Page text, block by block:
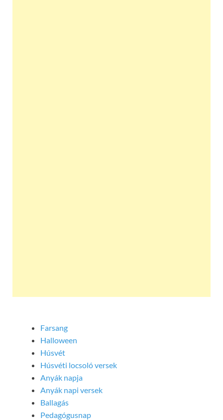
Farsang
Halloween
Húsvét
Húsvéti locsoló versek
Anyák napja
Anyák napi versek
Ballagás
Pedagógusnap